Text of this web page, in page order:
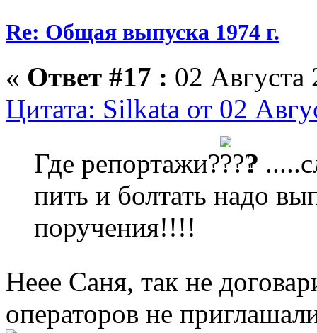
Re: Общая выпуска 1974 г.
« Ответ #17 : 02 Августа
Цитата: Silkata от 02
Где репортажи?
?
пить и болтать надо
поручения!!!!
Неее Саня, так не
операторов не